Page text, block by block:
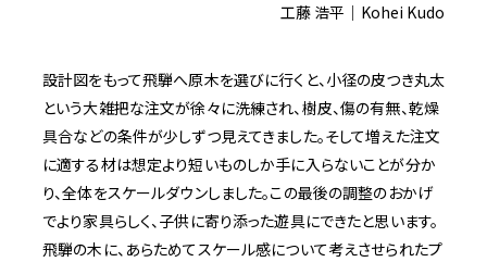
工藤 浩平｜Kohei Kudo
設計図をもって飛騨へ原木を選びに行くと、小径の皮つき丸太
という大雑把な注文が徐々に洗練され、樹皮、傷の有無、乾燥
具合などの条件が少しずつ見えてきました。そして増えた注文
に適する材は想定より短いものしか手に入らないことが分か
り、全体をスケールダウンしました。この最後の調整のおかげ
でより家具らしく、子供に寄り添った遊具にできたと思います。
飛騨の木に、あらためてスケール感について考えさせられたプ